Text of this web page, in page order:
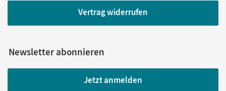
Vertrag widerrufen
Newsletter abonnieren
Jetzt anmelden